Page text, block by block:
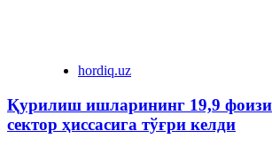
hordiq.uz
Қурилиш ишларининг 19,9
сектор ҳиссасига тўғри келди